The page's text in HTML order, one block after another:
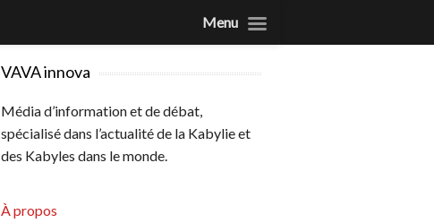
VAVA innova
Média d’information et de débat,
spécialisé dans l’actualité de la Kabylie et
des Kabyles dans le monde.
À propos
Menu